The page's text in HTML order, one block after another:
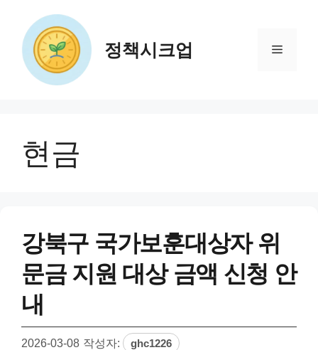
정책시크업 메
현금
강북구 국가보훈대상자 위
문금 지원 대상 금액 신청 안
내
2026-03-08 작성자: ghc1226